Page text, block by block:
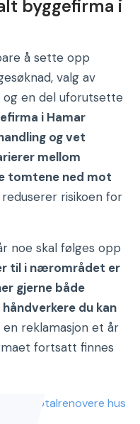
byggefirma i
å sette opp
valg av
og en del uforutsette
i Hamar
og vet
mellom
tomtene ned mot
risikoen for
noe skal følges opp
til i nærområdet er
gjerne både
du kan
reklamasjon et år
fortsatt finnes